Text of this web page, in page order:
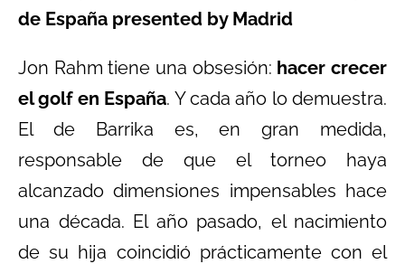
de España presented by Madrid
Jon Rahm tiene una obsesión: hacer crecer
el golf en España. Y cada año lo demuestra.
El de Barrika es, en gran medida,
responsable de que el torneo haya
alcanzado dimensiones impensables hace
una década. El año pasado, el nacimiento
de su hija coincidió prácticamente con el